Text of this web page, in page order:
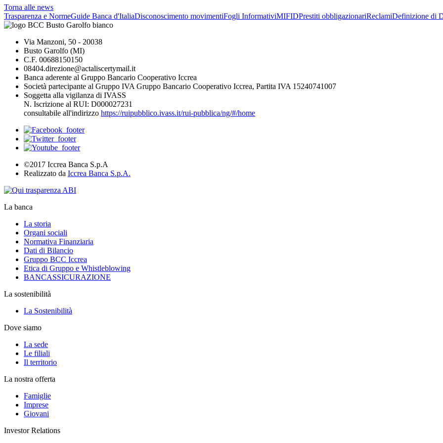
Torna alle news
Trasparenza e NormeGuide Banca d'ItaliaDisconoscimento movimentiFogli InformativiMIFIDPrestiti obbligazionariReclamiDefinizione di
Via Manzoni, 50 - 20038
Busto Garolfo (MI)
C.F. 00688150150
08404.direzione@actaliscertymail.it
Banca aderente al Gruppo Bancario Cooperativo Iccrea
Società partecipante al Gruppo IVA Gruppo Bancario Cooperativo Iccrea, Partita IVA 15240741007
Soggetta alla vigilanza di IVASS
N. Iscrizione al RUI: D000027231
consultabile all'indirizzo https://ruipubblico.ivass.it/rui-pubblica/ng/#/home
©2017 Iccrea Banca S.p.A
Realizzato da Iccrea Banca S.p.A.
La banca
La storia
Organi sociali
Normativa Finanziaria
Dati di Bilancio
Gruppo BCC Iccrea
Etica di Gruppo e Whistleblowing
BANCASSICURAZIONE
La sostenibilità
La Sostenibilità
Dove siamo
La sede
Le filiali
Il territorio
La nostra offerta
Famiglie
Imprese
Giovani
Investor Relations